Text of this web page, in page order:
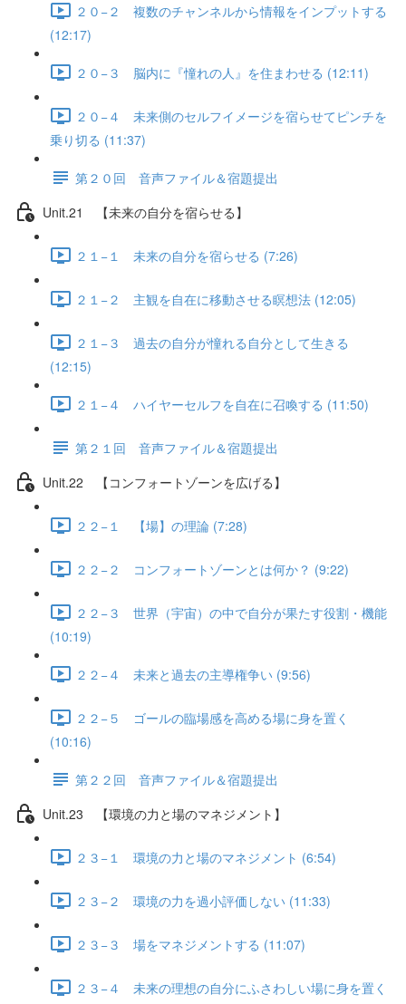
２０−２ 複数のチャンネルから情報をインプットする
(12:17)
２０−３ 脳内に『憧れの人』を住まわせる (12:11)
２０−４ 未来側のセルフイメージを宿らせてピンチを
乗り切る (11:37)
第２０回 音声ファイル＆宿題提出
Unit.21 【未来の自分を宿らせる】
２１−１ 未来の自分を宿らせる (7:26)
２１−２ 主観を自在に移動させる瞑想法 (12:05)
２１−３ 過去の自分が憧れる自分として生きる
(12:15)
２１−４ ハイヤーセルフを自在に召喚する (11:50)
第２１回 音声ファイル＆宿題提出
Unit.22 【コンフォートゾーンを広げる】
２２−１ 【場】の理論 (7:28)
２２−２ コンフォートゾーンとは何か？ (9:22)
２２−３ 世界（宇宙）の中で自分が果たす役割・機能
(10:19)
２２−４ 未来と過去の主導権争い (9:56)
２２−５ ゴールの臨場感を高める場に身を置く
(10:16)
第２２回 音声ファイル＆宿題提出
Unit.23 【環境の力と場のマネジメント】
２３−１ 環境の力と場のマネジメント (6:54)
２３−２ 環境の力を過小評価しない (11:33)
２３−３ 場をマネジメントする (11:07)
２３−４ 未来の理想の自分にふさわしい場に身を置く